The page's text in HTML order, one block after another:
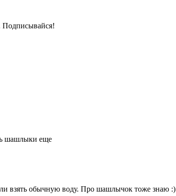
Подписывайся!
шашлыки еще
взять обычную воду. Про шашлычок тоже знаю :)